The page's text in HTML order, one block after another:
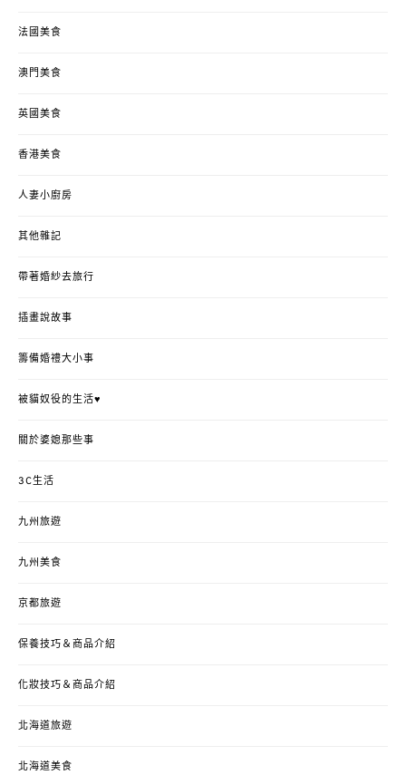
法國美食
澳門美食
英國美食
香港美食
人妻小廚房
其他雜記
帶著婚紗去旅行
插畫說故事
籌備婚禮大小事
被貓奴役的生活♥
關於婆媳那些事
3C生活
九州旅遊
九州美食
京都旅遊
保養技巧＆商品介紹
化妝技巧＆商品介紹
北海道旅遊
北海道美食